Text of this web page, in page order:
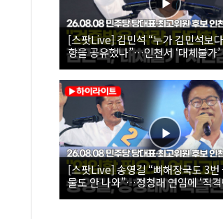
[스팟Live] 김민석 “누가 김민석보
향을 공유했나”…인천서 ‘대체불가
26.08.08 더불어민주당 당대표·최고
보 인천 합동연설회
[스팟Live] 송영길 “뼈해장국도 3번
물도 안 나와”…정청래 연임에 ‘직격
26.08.08 더불어민주당 당대표·최